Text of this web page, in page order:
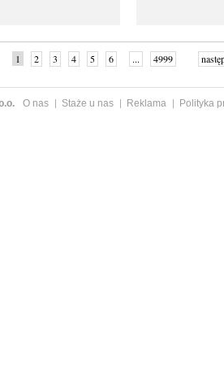
1 2 3 4 5 6 ... 4999
O nas Staże u nas Reklama
Polityka